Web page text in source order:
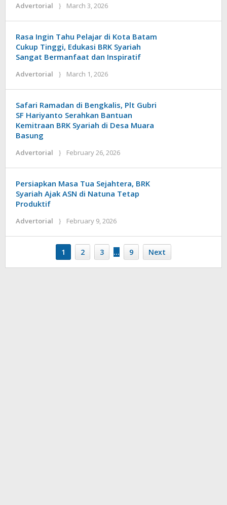
Advertorial March 3, 2026by
Rasa Ingin Tahu Pelajar di Kota Batam
Cukup Tinggi, Edukasi BRK Syariah
Sangat Bermanfaat dan Inspiratif
Advertorial March 1, 2026by
Safari Ramadan di Bengkalis, Plt Gubri
SF Hariyanto Serahkan Bantuan
Kemitraan BRK Syariah di Desa Muara
Basung
Advertorial February 26, 2026by
Persiapkan Masa Tua Sejahtera, BRK
Syariah Ajak ASN di Natuna Tetap
Produktif
Advertorial February 9, 2026by
1 2 3 … 9 Next